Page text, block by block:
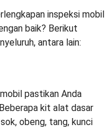
inspeksi mobil
baik? Berikut
antara lain:
pastikan Anda
kit alat dasar
obeng, tang, kunci